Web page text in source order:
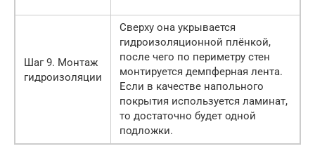
Шаг 9. Монтаж
гидроизоляции
Сверху она укрывается
гидроизоляционной плёнкой,
после чего по периметру стен
монтируется демпферная лента.
Если в качестве напольного
покрытия используется ламинат,
то достаточно будет одной
подложки.